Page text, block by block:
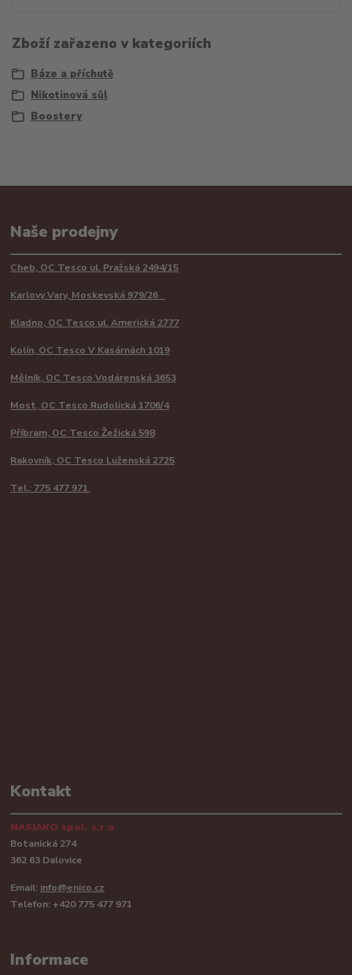
Zboží zařazeno v kategoriích
Báze a příchutě
Nikotinová sůl
Boostery
Naše prodejny
Cheb, OC Tesco ul. Pražská 2494/15
Karlovy Vary, Moskevská 979/26
Kladno, OC Tesco ul. Americká 2777
Kolín, OC Tesco V Kasárnách 1019
Mělník, OC Tesco Vodárenská 3653
Most, OC Tesco Rudolická 1706/4
Příbram, OC Tesco Žežická 598
Rakovník, OC Tesco Luženská 2725
Tel.: 775 477 971
Kontakt
NASIAKO spol. s.r.o.
Botanická 274
362 63 Dalovice
Email: info@enico.cz
Telefon: +420 775 477 971
Informace